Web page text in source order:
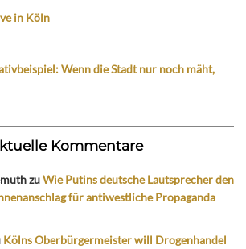
in Köln
Wenn die Stadt nur noch mäht,
Kommentare
zuWie Putins deutsche Lautsprecher den
für antiwestliche Propaganda
Kölns Oberbürgermeister will Drogenhandel